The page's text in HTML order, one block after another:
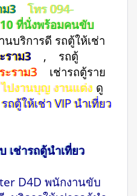
ม3
โทร 094-
ที่นั่งพร้อมคนขับ
นบริการดี รถตู้ให้เช่า
ราม3
, รถตู้
ะราม3
เช่ารถตู้ราย
ปงานบุญ งานแต่ง ดู
รถตู้ให้เช่า VIP นำเที่ยว
เช่ารถตู้นำเที่ยว
D4D พนักงานขับ